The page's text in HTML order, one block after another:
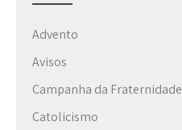
Advento
Avisos
Campanha da Fraternidade
Catolicismo